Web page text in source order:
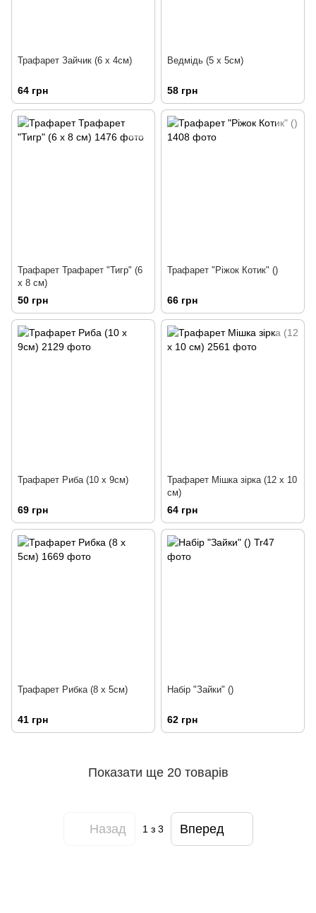
Трафарет Зайчик (6 х 4см)
64 грн
Ведмідь (5 х 5см)
58 грн
Трафарет Трафарет "Тигр" (6
х 8 см)
50 грн
Трафарет "Ріжок Котик" ()
66 грн
Трафарет Риба (10 х 9см)
69 грн
Трафарет Мішка зірка (12 х 10
см)
64 грн
Трафарет Рибка (8 х 5см)
41 грн
Набір "Зайки" ()
62 грн
Показати ще 20 товарів
Назад 1з 3 Вперед